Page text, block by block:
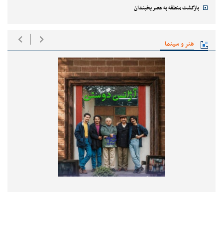
بازگشت منطقه به عصر یخبندان
هنر و سینما